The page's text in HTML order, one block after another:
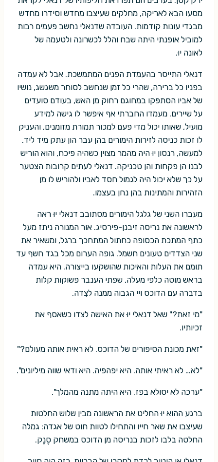
מסעו הבא לאריקה, מחלקים שעיצבו מחדש וסידרו מחדש
מבגדי עונות קודמות. העובדה שדנאלי נחשב פעמים רבות
למוביל אופנתי היתה שבח והלל לכשרונה ולטעמה של
לאונה יוּ.
דנאלי התייסר בהעמדת הפנים המתמשכת. אבל לא עמדה
בפניו כל ברירה, שהרי כל זמן שנחשב לסוחר משגשג, נושיו
של אביו הסתפקו במחוגם רחוק מן האש, בעודם סועדים
על שיירים. מעמדו החברתי אף איפשר לו גישה למידע
מועיל, שאותו יכול מדי פעם למכור תמורת מזומנים, והעניק
לו זכות כניסה לזירות הימורים בהן עבר הון עתק מיד ליד.
למעשה, רנסון יוּ היה מהמר מצוין כשהיה פיכח, והוא הוריש
לבנו הן פקחות והן טכניקה. דנאלי לעתים קרובות הצטער
על כך שלא יכול היה לגמול חסד לאביו ולהוריש לו מן
הזהירות והמתינות בהן נחן בעצמו.
מעברו השני של גלגל הימורים מסתובב דנאלי יוּ ראה
לראשונה את נריסה זיבנן-פירסיג. אור המנורה ניתז מעל
כתף המתכת הכסופה כחתול המתחכך ברגל, ומשאיר את
שני הצדדים טעונים חשמל. גופה הערום מכל בגד חשף עד
תומם את העלות והאיכות שהושקעו בייצורה. היא עמדה
בראש מוטה כלפי מעלה, שפתי הענבר פשוקות קלות
בדברה עם הדוכס ויי הגבוה ממנה לצִדה.
"מי זאת?" שאל דנאלי יוּ את האישה לצדו כשאסף את
זכיותיו.
"זאת מכונת הסיפורים של הדוכס. לא ראית אותה מעולם?"
"לא… לא ראיתי אותה. היא יפהפיה. היא ודאי שווה מיליונים".
"ערכה לא יסולא בפז. היא היתה מתנה מהמלך".
ברגע ההוא יוּ החליט את הראשונה מבין שלוש החלטות
שעיצבו את שאר חייו והתחילו לטוות חוט של אגדה: גמלה
החלטה בלבו לזכות בנריסה מן הדוכס במשחק סֶנֶק.